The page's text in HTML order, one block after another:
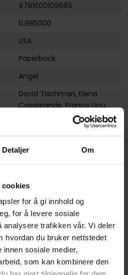
Detaljer Om
cookies
for å gi innhold og
for å levere sosiale
analysere trafikken vår. Vi deler
hvordan du bruker nettstedet
sosiale medier,
som kan kombinere den
9781600109683
0.985000
USA
Paperback
Angel
David Tischman, Elena
Casagrande,Franco Urru,
ogStephen
Horror og Grøss
Mooney,Franco Urru,David
Messina
442
Dark Horse Comics
02.08.2011